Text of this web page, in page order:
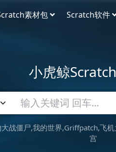
素材包 Scratch软件
小虎鲸
战僵尸 我的世界 Griffpatch 飞
宫